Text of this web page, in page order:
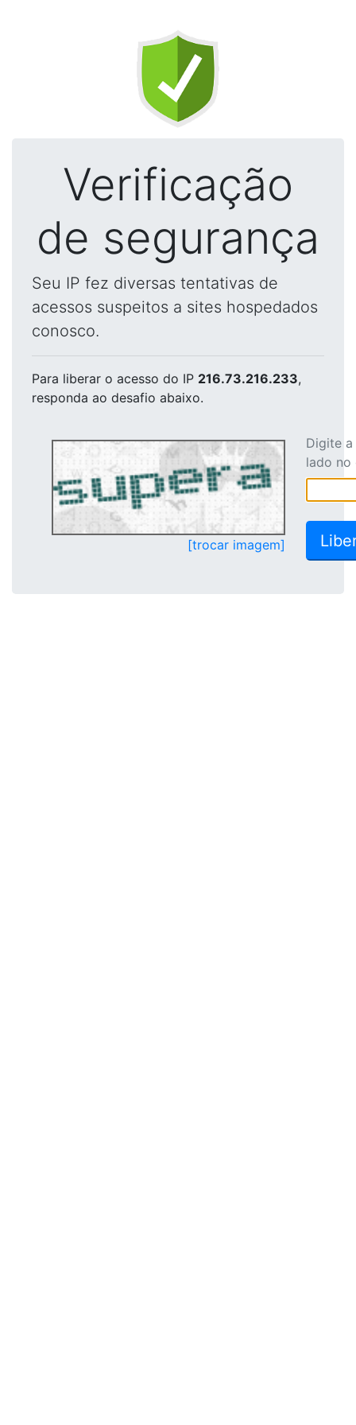
Verificação
de segurança
Seu IP fez diversas tentativas de
acessos suspeitos a sites hospedados
conosco.
Para liberar o acesso do IP 216.73.216.233,
responda ao desafio abaixo.
[trocar imagem]
Digite
lado no